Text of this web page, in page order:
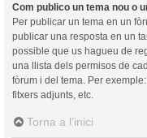
Com publico un tema nou o
Per publicar un tema en un
publicar una resposta en un
possible que us hagueu de
una llista dels permisos de
fòrum i del tema. Per
fitxers adjunts, etc.
Torna a l’inici